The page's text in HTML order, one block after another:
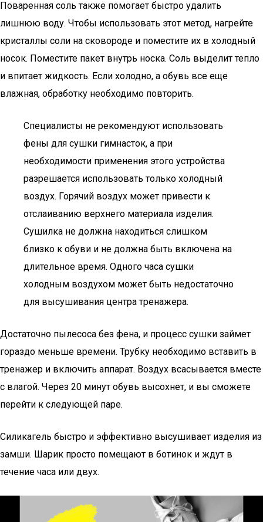
Поваренная соль также помогает быстро удалить
лишнюю воду. Чтобы использовать этот метод, нагрейте
кристаллы соли на сковороде и поместите их в холодный
носок. Поместите пакет внутрь носка. Соль выделит тепло
и впитает жидкость. Если холодно, а обувь все еще
влажная, обработку необходимо повторить.
Специалисты не рекомендуют использовать
фены для сушки гимнасток, а при
необходимости применения этого устройства
разрешается использовать только холодный
воздух. Горячий воздух может привести к
отслаиванию верхнего материала изделия.
Сушилка не должна находиться слишком
близко к обуви и не должна быть включена на
длительное время. Одного часа сушки
холодным воздухом может быть недостаточно
для высушивания центра тренажера.
Достаточно пылесоса без фена, и процесс сушки займет
гораздо меньше времени. Трубку необходимо вставить в
тренажер и включить аппарат. Воздух всасывается вместе
с влагой. Через 20 минут обувь высохнет, и вы сможете
перейти к следующей паре.
Силикагель быстро и эффективно высушивает изделия из
замши. Шарик просто помещают в ботинок и ждут в
течение часа или двух.